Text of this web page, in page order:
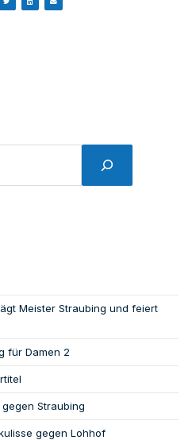
Meister Straubing und feiert
für Damen 2
Straubing
gegen Lohhof